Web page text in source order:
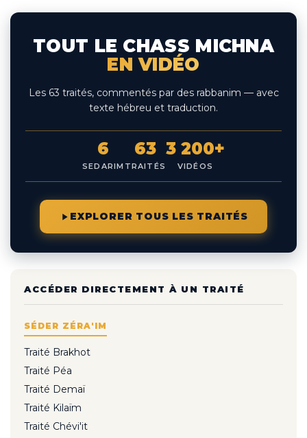
TOUT LE CHASS MICHNA
EN VIDÉO
Les 63 traités, commentés par des rabbanim — avec
texte hébreu et traduction.
6
SEDARIM
63
TRAITÉS
3 200+
VIDÉOS
EXPLORER TOUS LES TRAITÉS
ACCÉDER DIRECTEMENT À UN TRAITÉ
SÉDER ZÉRA'IM
Traité Brakhot
Traité Péa
Traité Demaï
Traité Kilaïm
Traité Chévi'it